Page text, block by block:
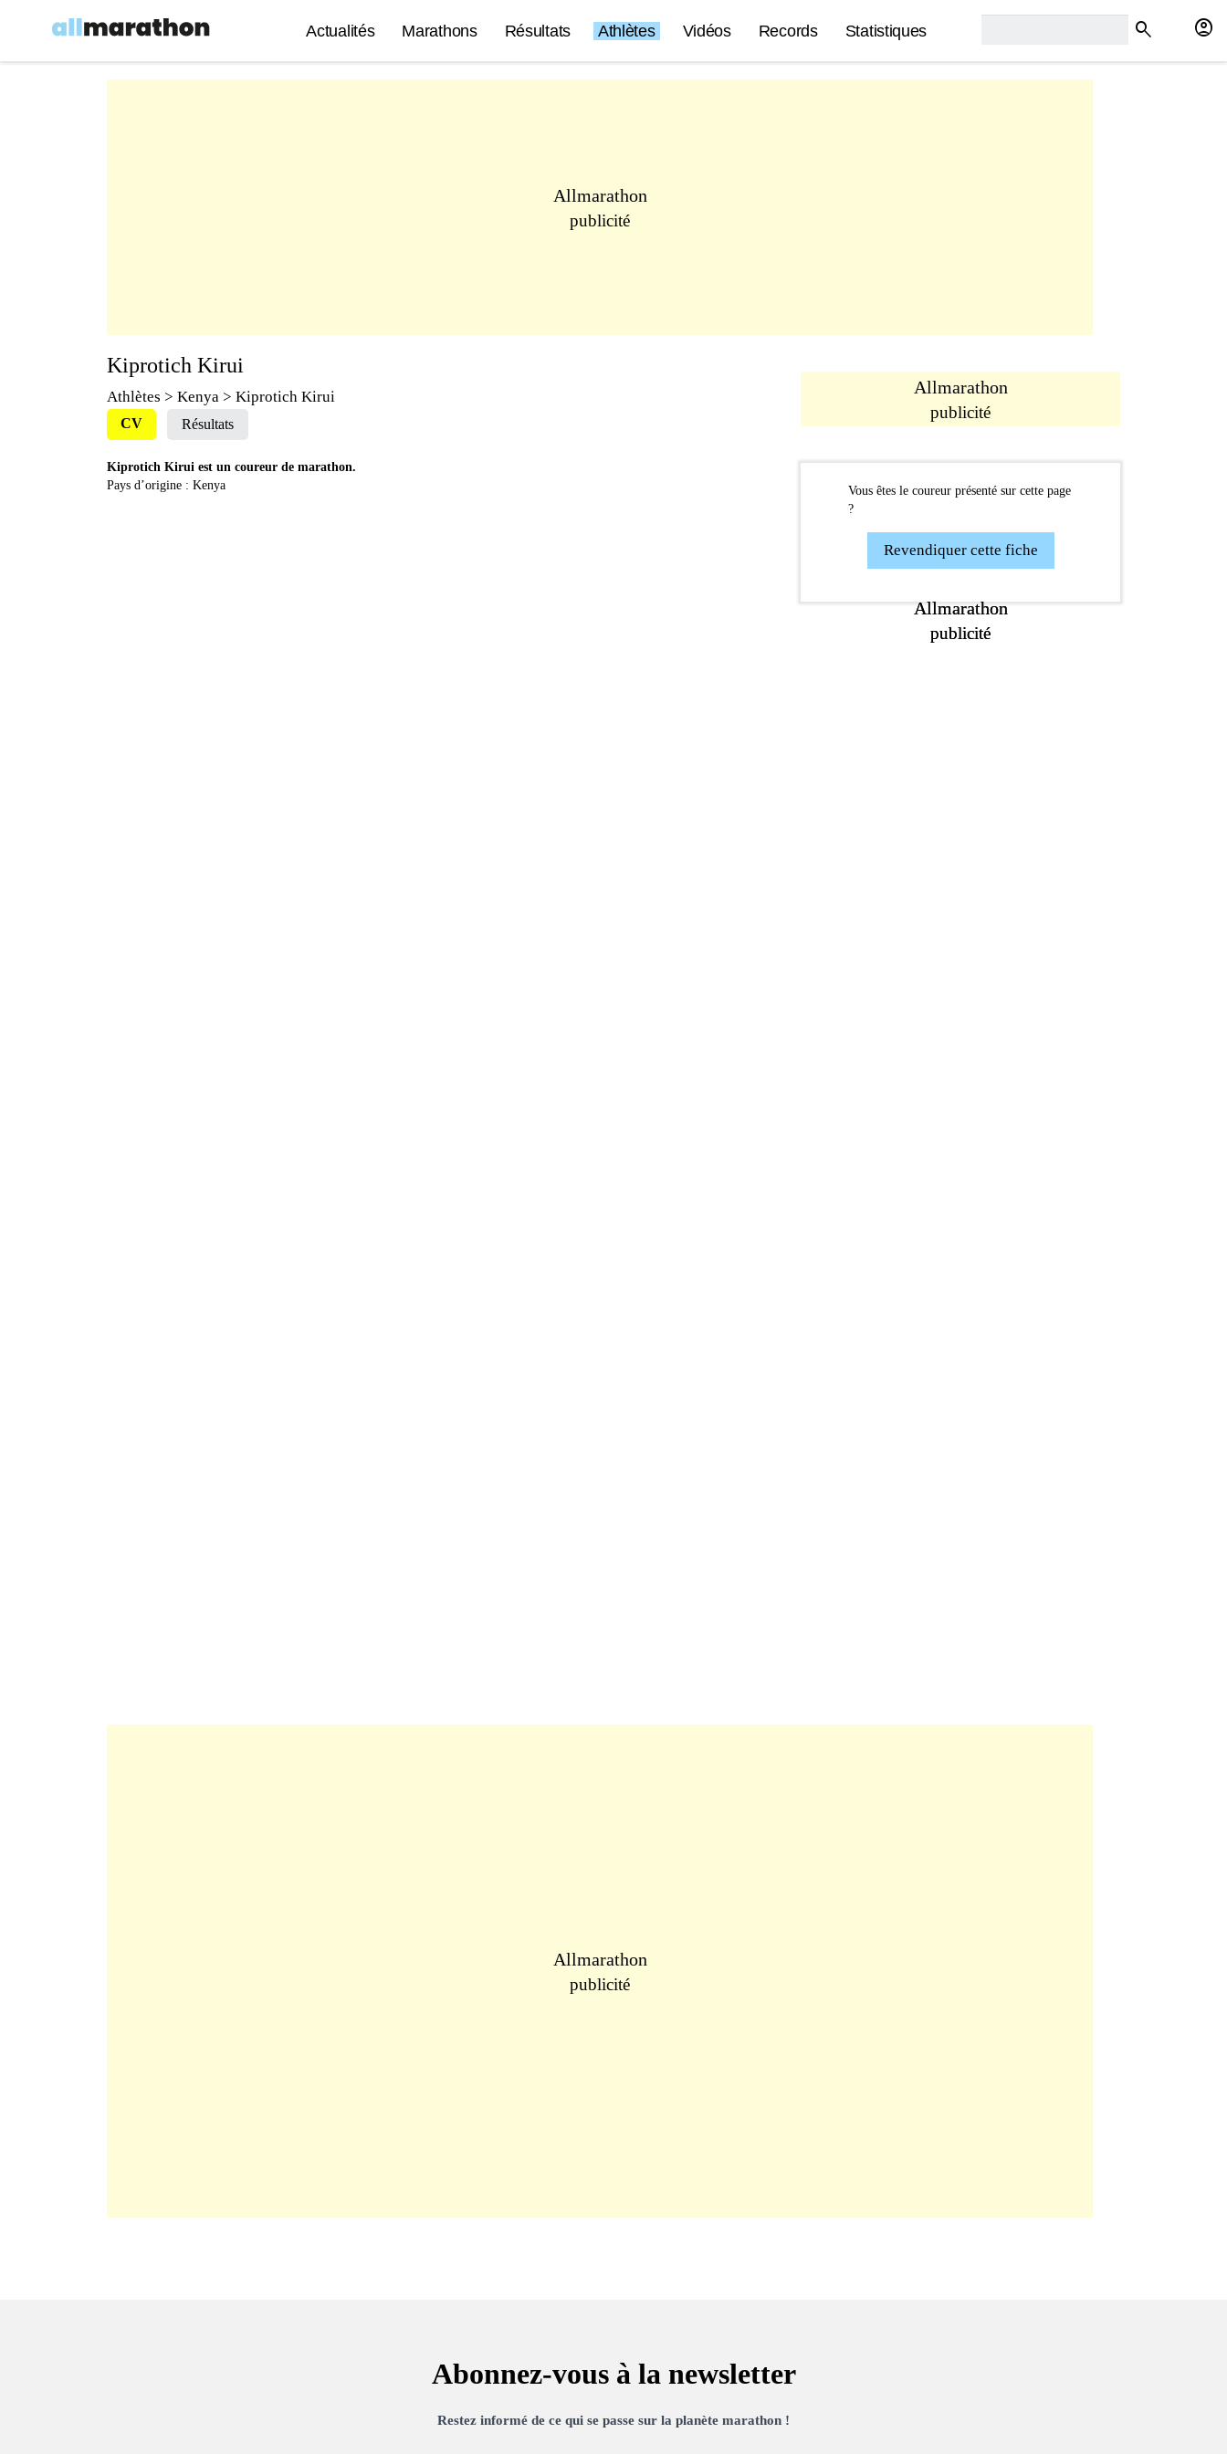
Actualités Marathons Résultats Athlètes Vidéos Records Statistiques search account_circle
Allmarathon
publicité
Kiprotich Kirui
Athlètes > Kenya > Kiprotich Kirui
CV Résultats
Kiprotich Kirui est un coureur de marathon.
Pays d’origine : Kenya
Allmarathon
publicité
Vous êtes le coureur présenté sur cette page
?
Revendiquer cette fiche
Allmarathon
publicité
Allmarathon
publicité
Allmarathon
publicité
Abonnez-vous à la newsletter
Restez informé de ce qui se passe sur la planète marathon !